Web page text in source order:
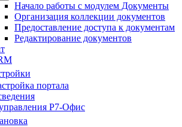
Начало работы с модулем Документы
Организация коллекции документов
Предоставление доступа к документам
Редактирование документов
портала
Р7-Офис